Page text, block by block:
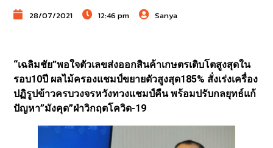
28/07/2021 12:46 pm Sanya
“เฉลิมชัย”พอใจตัวเลขส่งออกสินค้าเกษตรเติบโตสูงสุดใน
รอบ10ปี ผลไม้ครองแชมป์ขยายตัวสูงสุด185% สั่งเร่งเครื่อง
ปฏิรูปข้าวครบวงจรหวังทวงแชมป์คืน พร้อมปรับกลยุทธ์แก้
ปัญหา”มังคุด”ฝ่าวิกฤตโควิด-19